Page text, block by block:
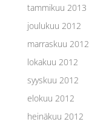
tammikuu 2013
joulukuu 2012
marraskuu 2012
lokakuu 2012
syyskuu 2012
elokuu 2012
heinäkuu 2012